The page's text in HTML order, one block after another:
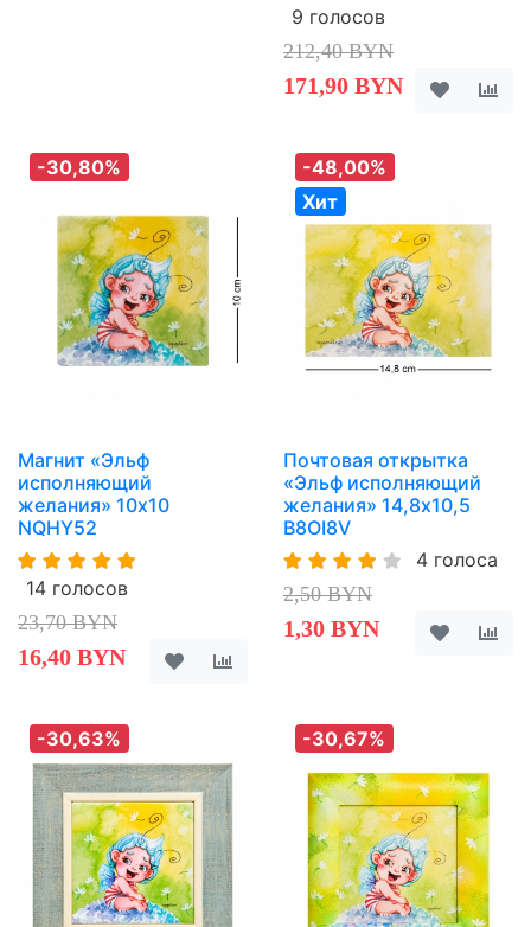
9 голосов
212,40 BYN
171,90 BYN
-30,80%
Магнит «Эльф
исполняющий
желания» 10х10
NQHY52
14 голосов
23,70 BYN
16,40 BYN
-48,00%
Хит
Почтовая открытка
«Эльф исполняющий
желания» 14,8х10,5
B8OI8V
4 голоса
2,50 BYN
1,30 BYN
-30,63% -30,67%